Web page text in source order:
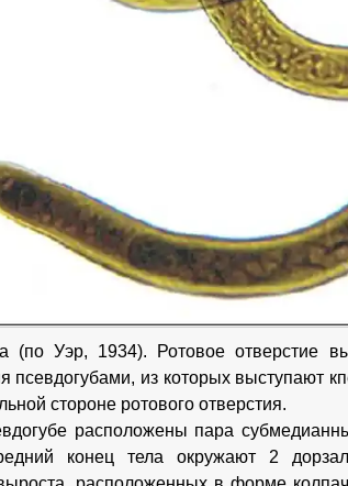
(по Уэр, 1934). Ротовое отверстие
псевдогубами, из которых выступают
стороне ротового отверстия.
расположены пара
конец тела окружают 2